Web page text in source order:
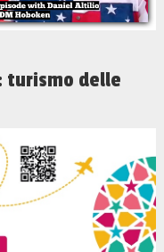
turismo delle